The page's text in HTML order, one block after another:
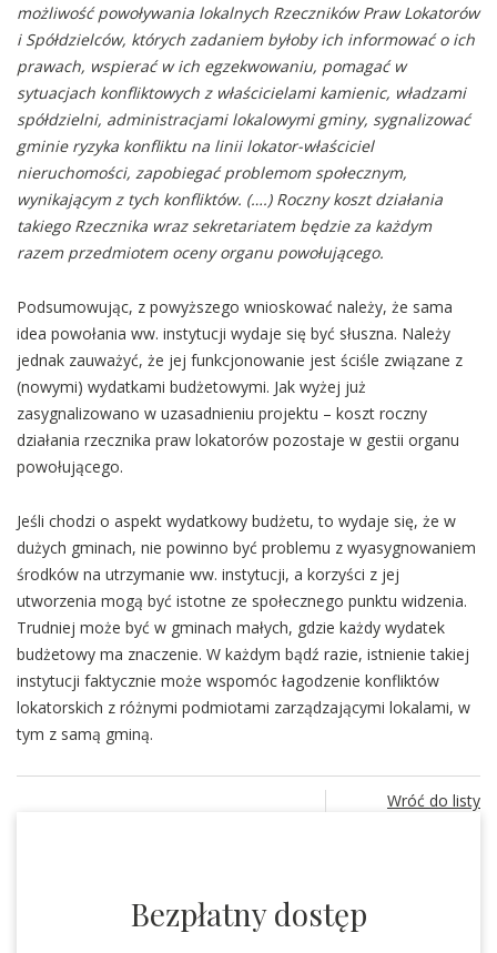
możliwość powoływania lokalnych Rzeczników Praw Lokatorów
i Spółdzielców, których zadaniem byłoby ich informować o ich
prawach, wspierać w ich egzekwowaniu, pomagać w
sytuacjach konfliktowych z właścicielami kamienic, władzami
spółdzielni, administracjami lokalowymi gminy, sygnalizować
gminie ryzyka konfliktu na linii lokator-właściciel
nieruchomości, zapobiegać problemom społecznym,
wynikającym z tych konfliktów. (….) Roczny koszt działania
takiego Rzecznika wraz sekretariatem będzie za każdym
razem przedmiotem oceny organu powołującego.
Podsumowując, z powyższego wnioskować należy, że sama
idea powołania ww. instytucji wydaje się być słuszna. Należy
jednak zauważyć, że jej funkcjonowanie jest ściśle związane z
(nowymi) wydatkami budżetowymi. Jak wyżej już
zasygnalizowano w uzasadnieniu projektu – koszt roczny
działania rzecznika praw lokatorów pozostaje w gestii organu
powołującego.
Jeśli chodzi o aspekt wydatkowy budżetu, to wydaje się, że w
dużych gminach, nie powinno być problemu z wyasygnowaniem
środków na utrzymanie ww. instytucji, a korzyści z jej
utworzenia mogą być istotne ze społecznego punktu widzenia.
Trudniej może być w gminach małych, gdzie każdy wydatek
budżetowy ma znaczenie. W każdym bądź razie, istnienie takiej
instytucji faktycznie może wspomóc łagodzenie konfliktów
lokatorskich z różnymi podmiotami zarządzającymi lokalami, w
tym z samą gminą.
Wróć do listy
Bezpłatny dostęp